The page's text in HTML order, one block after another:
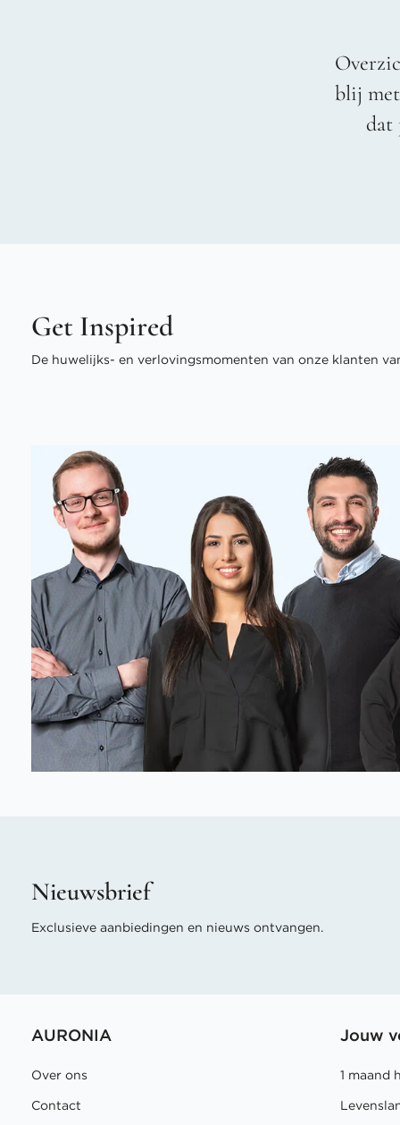
blij
dat
Get Inspired
De huwelijks- en verlovingsmomenten van onze klanten
Nieuwsbrief
Exclusieve aanbiedingen en nieuws ontvangen.
AURONIA
Over ons
Contact
Jouw
1 maand